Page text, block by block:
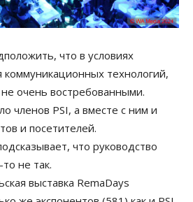
что в условиях
технологий,
не очень востребованными.
членов PSI, а вместе с ним и
и посетителей.
что руководство
не так.
выставка RemaDays